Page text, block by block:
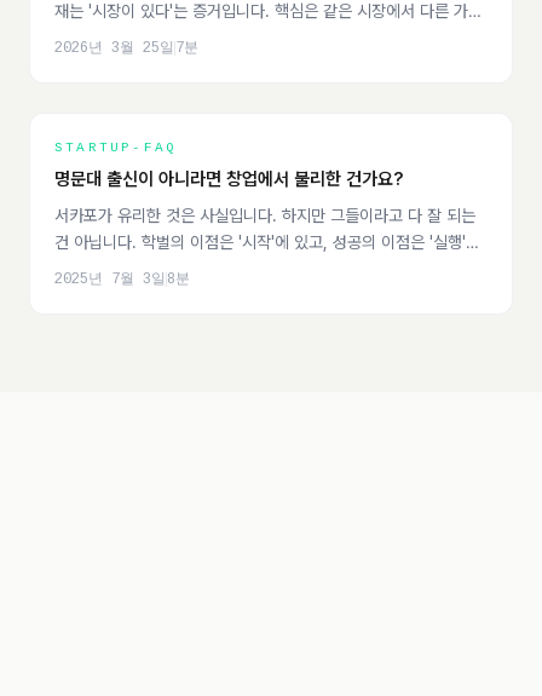
재는 '시장이 있다'는 증거입니다. 핵심은 같은 시장에서 다른 가치
를 제안하는 것입니다.
2026년 3월 25일 7분
STARTUP-FAQ
명문대 출신이 아니라면 창업에서 불리한 건가요?
서카포가 유리한 것은 사실입니다. 하지만 그들이라고 다 잘 되는
건 아닙니다. 학벌의 이점은 '시작'에 있고, 성공의 이점은 '실행'에
있습니다.
2025년 7월 3일 8분